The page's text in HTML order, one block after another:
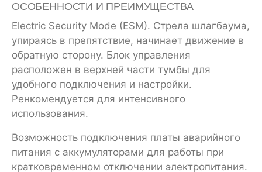
ОСОБЕННОСТИ И ПРЕИМУЩЕСТВА
Electric Security Mode (ESM). Стрела шлагбаума,
упираясь в препятствие, начинает движение в
обратную сторону. Блок управления
расположен в верхней части тумбы для
удобного подключения и настройки.
Ренкомендуется для интенсивного
использования.
Возможность подключения платы аварийного
питания с аккумуляторами для работы при
кратковременном отключении электропитания.